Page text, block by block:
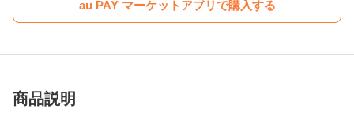
au PAY マーケットアプリで購入する
商品説明